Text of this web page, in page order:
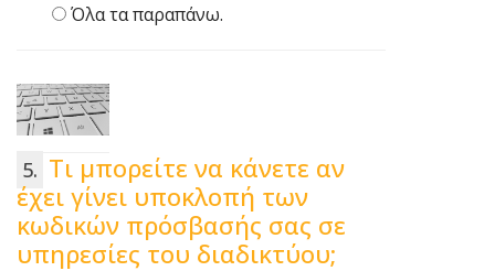
Όλα τα παραπάνω.
Τι μπορείτε να κάνετε αν
έχει γίνει υποκλοπή των
κωδικών πρόσβασής σας σε
υπηρεσίες του διαδικτύου;